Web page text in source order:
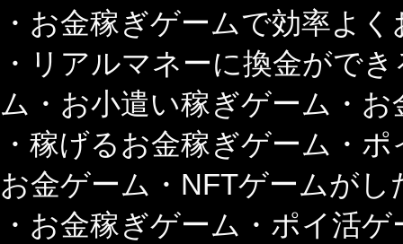
・お金稼ぎゲームで効率よ
・リアルマネーに換金がで
ム・お小遣い稼ぎゲーム・
・稼げるお金稼ぎゲーム・
お金ゲーム・NFTゲームがし
・お金稼ぎゲーム・ポイ活